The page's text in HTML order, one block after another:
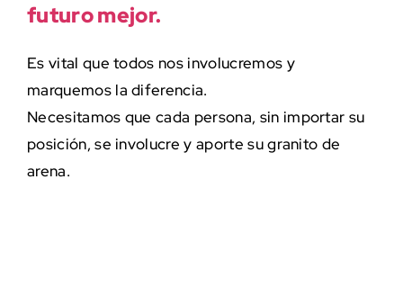
futuro mejor.
Es vital que todos nos involucremos y
marquemos la diferencia.
Necesitamos que cada persona, sin importar su
posición, se involucre y aporte su granito de
arena.